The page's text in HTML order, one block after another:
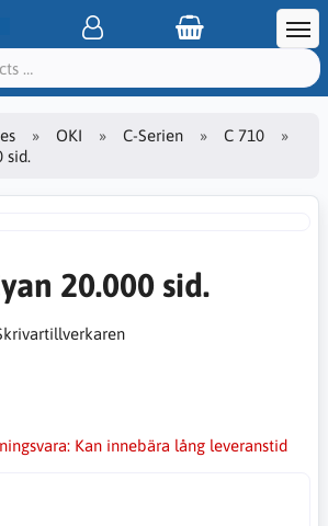
OKI C-Serien
C 710
sid.
20.000 sid.
Kan innebära lång leveranstid